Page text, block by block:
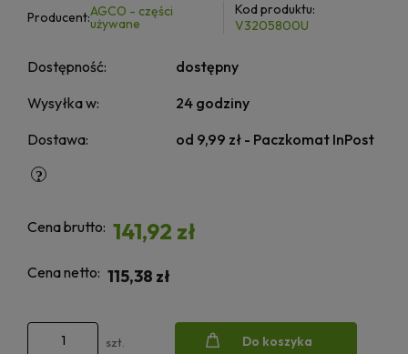
Producent:AGCO - części
używane
Kod produktu:
V3205800U
Dostępność:
dostępny
Wysyłka w:
24 godziny
Dostawa:
od 9,99 zł - Paczkomat InPost
Cena brutto: 141,92 zł
Cena netto: 115,38 zł
szt. Do koszyka